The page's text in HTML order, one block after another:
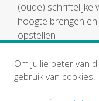
(oude) schriftelijke
hoogte brengen
opstellen
Om jullie beter van
gebruik van cookies.